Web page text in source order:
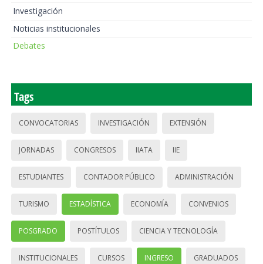
Investigación
Noticias institucionales
Debates
Tags
CONVOCATORIAS INVESTIGACIÓN EXTENSIÓN
JORNADAS CONGRESOS IIATA IIE
ESTUDIANTES CONTADOR PÚBLICO ADMINISTRACIÓN
TURISMO ESTADÍSTICA ECONOMÍA CONVENIOS
POSGRADO POSTÍTULOS CIENCIA Y TECNOLOGÍA
INSTITUCIONALES CURSOS INGRESO GRADUADOS